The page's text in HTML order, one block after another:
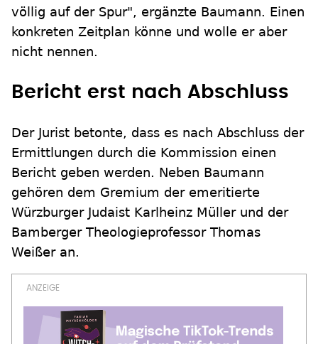
völlig auf der Spur", ergänzte Baumann. Einen
konkreten Zeitplan könne und wolle er aber
nicht nennen.
Bericht erst nach Abschluss
Der Jurist betonte, dass es nach Abschluss der
Ermittlungen durch die Kommission einen
Bericht geben werden. Neben Baumann
gehören dem Gremium der emeritierte
Würzburger Judaist Karlheinz Müller und der
Bamberger Theologieprofessor Thomas
Weißer an.